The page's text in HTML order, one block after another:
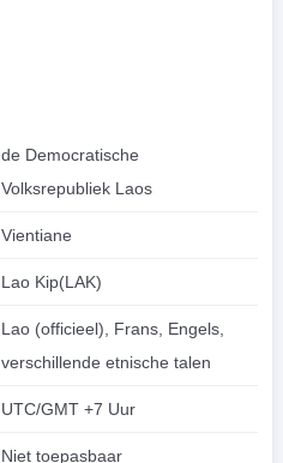
de Democratische
Volksrepubliek Laos
Vientiane
Lao Kip(LAK)
Lao (officieel), Frans, Engels,
verschillende etnische talen
UTC/GMT +7 Uur
Niet toepasbaar